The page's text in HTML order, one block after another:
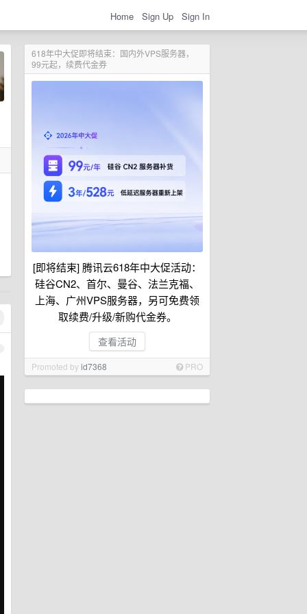
Home Sign Up Sign In
618年中大促即将结束：国内外VPS服务器，
99元起，续费代金券
[即将结束] 腾讯云618年中大促活动：
硅谷CN2、首尔、曼谷、法兰克福、
上海、广州VPS服务器，另可免费领
取续费/升级/新购代金券。
查看活动
Promoted byid7368 PRO